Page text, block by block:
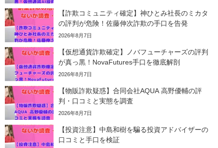
【詐欺コミュニティ確定】神ひとみ社長のミカタ
の評判が危険！佐藤伸次詐欺の手口を告発
2026年8月7日
【仮想通貨詐欺確定】ノバフューチャーズの評判
が真っ黒！NovaFutures手口を徹底解剖
2026年8月7日
【物販詐欺疑惑】合同会社AQUA 高野優輔の評
判・口コミと実態を調査
2026年8月7日
【投資注意】中島和樹を騙る投資アドバイザーの
口コミと手口を検証